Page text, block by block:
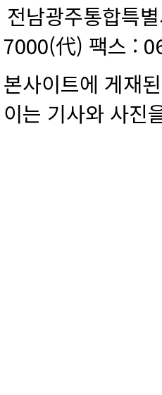
전남광주통합특
7000(代) 팩스 :
본사이트에 게재
이는 기사와 사진